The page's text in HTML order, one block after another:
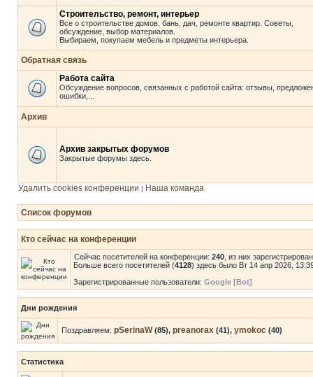
Строительство, ремонт, интерьер
Все о строительстве домов, бань, дач, ремонте квартир. Советы,
обсуждение, выбор материалов.
Выбираем, покупаем мебель и предметы интерьера.
Обратная связь
Работа сайта
Обсуждение вопросов, связанных с работой сайта: отзывы,
ошибки,...
Архив
Архив закрытых форумов
Закрытые форумы здесь.
Удалить cookies конференции | Наша команда
Список форумов
Кто сейчас на конференции
Сейчас посетителей на конференции: 240 , из них
Больше всего посетителей (4128) здесь было Вт 14 апр 2026,
Зарегистрированные пользователи: Google [Bot]
Дни рождения
Поздравляем: pSerinaW(85), preanorax (41), ymokoc (40)
Статистика